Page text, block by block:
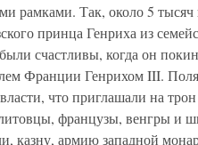
рамками. Так, около 5
принца Генриха из
счастливы, когда он
Франции Генрихом III.
что приглашали на
французы, венгры и
казну, армию западной